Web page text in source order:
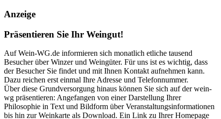
Anzeige
Präsentieren Sie Ihr Weingut!
Auf Wein-WG.de informieren sich monatlich etliche tausend
Besucher über Winzer und Weingüter. Für uns ist es wichtig, dass
der Besucher Sie findet und mit Ihnen Kontakt aufnehmen kann.
Dazu reichen erst einmal Ihre Adresse und Telefonnummer.
Über diese Grundversorgung hinaus können Sie sich auf der wein-
wg präsentieren: Angefangen von einer Darstellung Ihrer
Philosophie in Text und Bildform über Veranstaltungsinformationen
bis hin zur Weinkarte als Download. Ein Link zu Ihrer Homepage